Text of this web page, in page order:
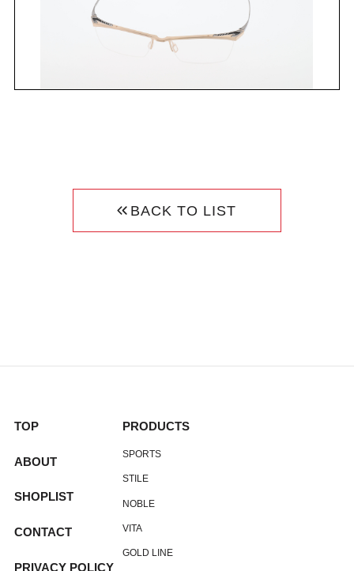
BACK TO LIST
TOP
ABOUT
SHOPLIST
CONTACT
PRIVACY POLICY
PRODUCTS
SPORTS
STILE
NOBLE
VITA
GOLD LINE